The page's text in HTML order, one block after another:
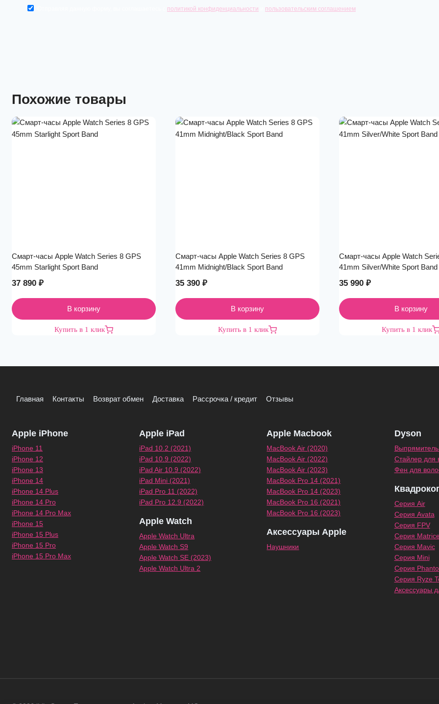
политикой конфиденциальности пользовательским соглашением
Похожие товары
Смарт-часы Apple Watch Series 8 GPS
45mm Starlight Sport Band
37 890 ₽
В корзину
Купить в 1 клик
Смарт-часы Apple Watch Series 8 GPS
41mm Midnight/Black Sport Band
35 390 ₽
В корзину
Купить в 1 клик
Смарт-часы Apple Watch
41mm Silver/White Sport Band
35 990 ₽
В корзину
Купить в 1 клик
Главная Контакты Возврат обмен Доставка Рассрочка / кредит Отзывы
Apple iPhone
iPhone 11
iPhone 12
iPhone 13
iPhone 14
iPhone 14 Plus
iPhone 14 Pro
iPhone 14 Pro Max
iPhone 15
iPhone 15 Plus
iPhone 15 Pro
iPhone 15 Pro Max
Apple iPad
iPad 10.2 (2021)
iPad 10.9 (2022)
iPad Air 10.9 (2022)
iPad Mini (2021)
iPad Pro 11 (2022)
iPad Pro 12.9 (2022)
Apple Watch
Apple Watch Ultra
Apple Watch S9
Apple Watch SE (2023)
Apple Watch Ultra 2
Apple Macbook
MacBook Air (2020)
MacBook Air (2022)
MacBook Air (2023)
MacBook Pro 14 (2021)
MacBook Pro 14 (2023)
MacBook Pro 16 (2021)
MacBook Pro 16 (2023)
Аксессуары Apple
Наушники
Dyson
Стайлер для
Фен для
Серия Air
Серия Avata
Серия FPV
Серия
Серия Mavic
Серия Mini
Серия
Серия Ryze
Аксессуары